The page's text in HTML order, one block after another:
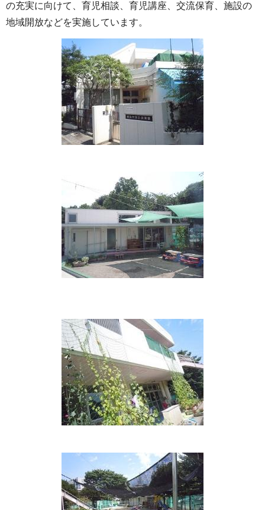
の充実に向けて、育児相談、育児講座、交流保育、施設の
地域開放などを実施しています。